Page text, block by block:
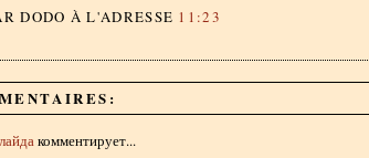
DODO À L'ADRESSE 11:23
комментирует...